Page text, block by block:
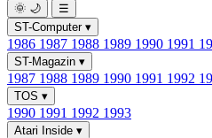
🌞 🌙
☰
ST-Computer ▾
1986 1987 1988 1989 1990 1991
ST-Magazin ▾
1987 1988 1989 1990 1991 1992
TOS ▾
1990 1991 1992 1993
Atari Inside ▾